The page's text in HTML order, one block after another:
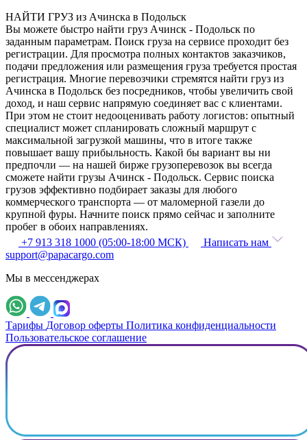
НАЙТИ ГРУЗ из Ачинска в Подольск
Вы можете быстро найти груз Ачинск - Подольск по
заданным параметрам. Поиск груза на сервисе проходит без
регистрации. Для просмотра полных контактов заказчиков,
подачи предложения или размещения груза требуется простая
регистрация. Многие перевозчики стремятся найти груз из
Ачинска в Подольск без посредников, чтобы увеличить свой
доход, и наш сервис напрямую соединяет вас с клиентами.
При этом не стоит недооценивать работу логистов: опытный
специалист может спланировать сложный маршрут с
максимальной загрузкой машины, что в итоге также
повышает вашу прибыльность. Какой бы вариант вы ни
предпочли — на нашей бирже грузоперевозок вы всегда
сможете найти грузы Ачинск - Подольск. Сервис поиска
грузов эффективно подбирает заказы для любого
коммерческого транспорта — от маломерной газели до
крупной фуры. Начните поиск прямо сейчас и заполните
пробег в обоих направлениях.
+7 913 318 1000 (05:00-18:00 МСК)
Написать нам
support@papacargo.com
Мы в мессенджерах
Тарифы Договор оферты Политика конфиденциальности
Пользовательское соглашение